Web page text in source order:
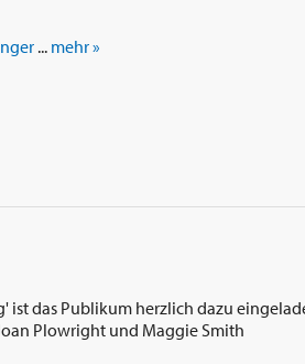
... mehr »
ist das Publikum herzlich dazu
Plowright und Maggie Smith